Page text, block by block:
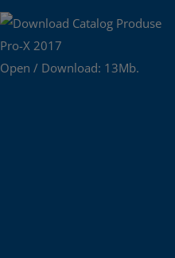
Open / Download: 13Mb.